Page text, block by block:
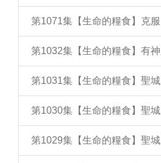
第1071集【生命的糧食】克
第1032集【生命的糧食】有
第1031集【生命的糧食】聖
第1030集【生命的糧食】聖
第1029集【生命的糧食】聖